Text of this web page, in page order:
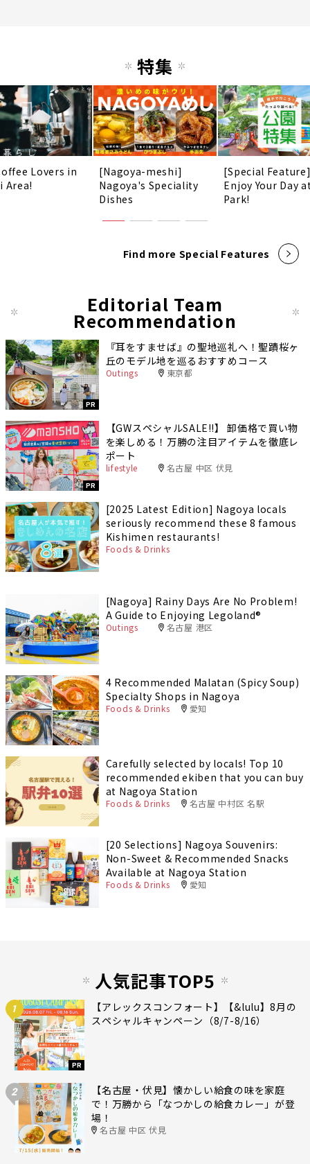
特集
Lovers in
Area!
[Nagoya-meshi]
Nagoya's Speciality
Dishes
[Special
Enjoy Your Day
Park!
Find more Special Features
Editorial Team
Recommendation
PR
『耳をすませば』の聖地巡礼へ！聖蹟桜ヶ
丘のモデル地を巡るおすすめコース
Outings 東京都
PR
【GWスペシャルSALE‼︎】 卸価格で買い物
を楽しめる！万勝の注目アイテムを徹底レ
ポート
lifestyle 名古屋 中区 伏見
[2025 Latest Edition] Nagoya locals
seriously recommend these 8 famous
Kishimen restaurants!
Foods & Drinks
[Nagoya] Rainy Days Are No Problem!
A Guide to Enjoying Legoland®️
Outings 名古屋 港区
4 Recommended Malatan (Spicy Soup)
Specialty Shops in Nagoya
Foods & Drinks 愛知
Carefully selected by locals! Top 10
recommended ekiben that you can buy
at Nagoya Station
Foods & Drinks 名古屋 中村区 名駅
[20 Selections] Nagoya Souvenirs:
Non-Sweet & Recommended Snacks
Available at Nagoya Station
Foods & Drinks 愛知
人気記事TOP5
1
PR
【アレックスコンフォート】【&lulu】8月の
スペシャルキャンペーン（8/7-8/16）
2
【名古屋・伏見】懐かしい給食の味を家庭
で！万勝から「なつかしの給食カレー」が登
場！
名古屋 中区 伏見